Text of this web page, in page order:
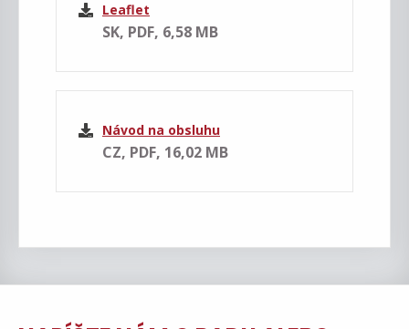
Leaflet
SK, PDF, 6,58 MB
Návod na obsluhu
CZ, PDF, 16,02 MB